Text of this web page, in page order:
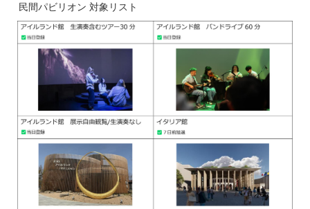
民間パビリオン 対象リスト